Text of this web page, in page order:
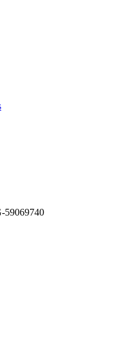
59069740